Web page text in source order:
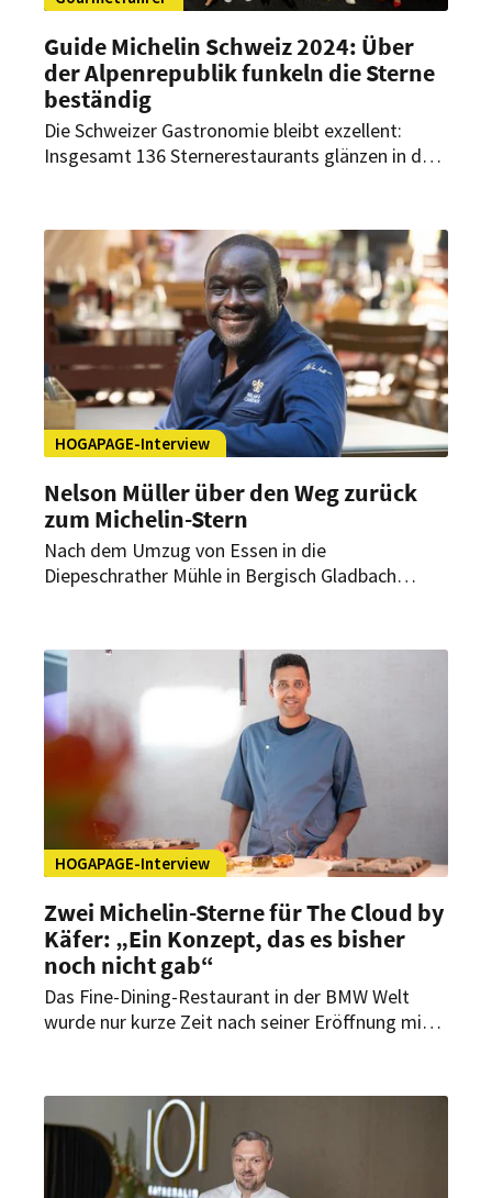
Guide Michelin Schweiz 2024: Über
der Alpenrepublik funkeln die Sterne
beständig
Die Schweizer Gastronomie bleibt exzellent:
Insgesamt 136 Sternerestaurants glänzen in der
HOGAPAGE-Interview
Nelson Müller über den Weg zurück
zum Michelin-Stern
Nach dem Umzug von Essen in die
Diepeschrather Mühle in Bergisch Gladbach
Im Interview mit HOGAPAGE spricht der
Spitzenkoch über den Neustart, den
zurückgewonnenen Michelin-Stern und die
Zukunft des Restaurants.
HOGAPAGE-Interview
Zwei Michelin-Sterne für The Cloud by
Käfer: „Ein Konzept, das es bisher
noch nicht gab“
Das Fine-Dining-Restaurant in der BMW Welt
wurde nur kurze Zeit nach seiner Eröffnung mit
Jens Madsen über das Konzept Culinary
Nomadism und die Frage, wie sich Kreativität
und Kontinuität nach einem solchen Erfolg
verbinden lassen.